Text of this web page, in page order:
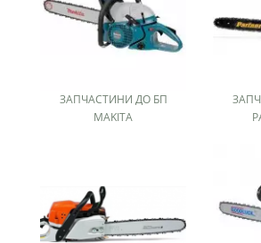
ЗАПЧАСТИНИ ДО БП
MAKITA